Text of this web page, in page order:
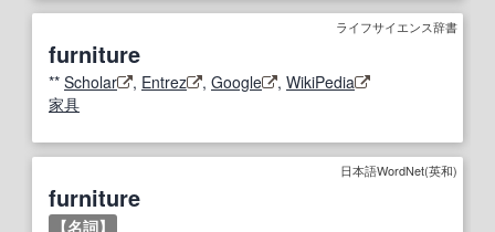
ライフサイエンス辞書
furniture
** Scholar , Entrez , Google , WikiPedia
家具
日本語WordNet(英和)
furniture
【名詞】